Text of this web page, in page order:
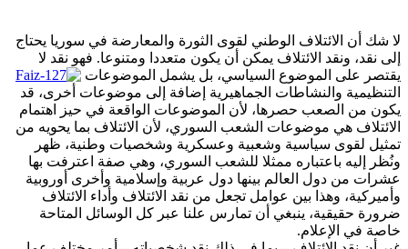
لا شك أن الائتلاف الوطني لقوى الثورة والمعارضة في سوريا يحتاج
إلى نقد، ونقد الائتلاف يمكن أن يكون متعددا ومتنوعا. فهو نقد لا
يقتصر على الموضوع السياسي، بل يشمل الموضوعات
التنظيمية والنشاطات الجماهيرية إضافة إلى موضوعات أخرى، قد
يكون من الصعب حصرها، لأن الموضوعات الواقعة في حيز اهتمام
الائتلاف هي موضوعات الشعب السوري، لأن الائتلاف بما يحويه من
تمثيل لقوى سياسية وشعبية وعسكرية وشخصيات وطنية، ظهر
ونُظر إليه باعتباره ممثلا للشعب السوري، وهي صفة اعترفت بها
عشرات من دول العالم بينها دول عربية وإسلامية وأخرى أوروبية
وأميركية، وهذا بين عوامل تجعل من نقد الائتلاف وأداء الائتلاف
ضرورة حقيقية، ينبغي أن تمارس علنا عبر كل الوسائل المتاحة
خاصة في الإعلام.